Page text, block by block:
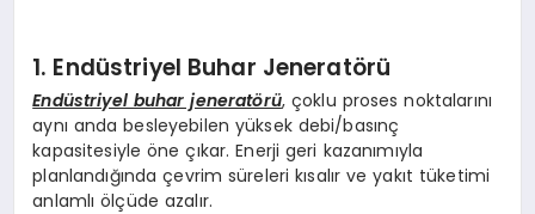
1. Endüstriyel Buhar Jeneratörü
Endüstriyel buhar jeneratörü, çoklu proses noktalarını
aynı anda besleyebilen yüksek debi/basınç
kapasitesiyle öne çıkar. Enerji geri kazanımıyla
planlandığında çevrim süreleri kısalır ve yakıt tüketimi
anlamlı ölçüde azalır.